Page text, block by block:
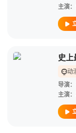
主演：
史上
动
导演：
主演：